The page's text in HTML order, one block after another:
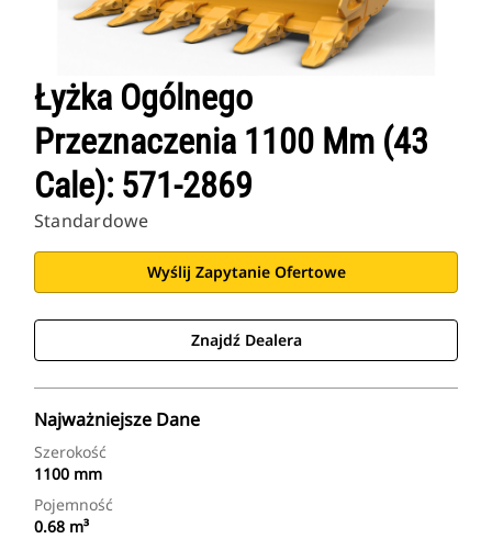
Łyżka Ogólnego
Przeznaczenia 1100 Mm (43
Cale): 571-2869
Standardowe
Wyślij Zapytanie Ofertowe
Znajdź Dealera
Najważniejsze Dane
Szerokość
1100 mm
Pojemność
0.68 m³